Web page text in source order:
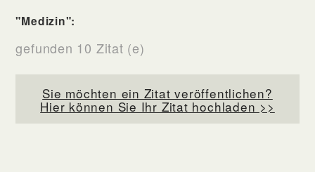
"Medizin":
gefunden 10 Zitat (e)
Sie möchten ein Zitat veröffentlichen?
Hier können Sie Ihr Zitat hochladen >>